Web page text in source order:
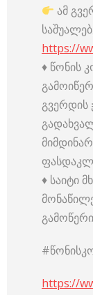
ამ
https://
♦️ წონის
♦️ საიტი
https://